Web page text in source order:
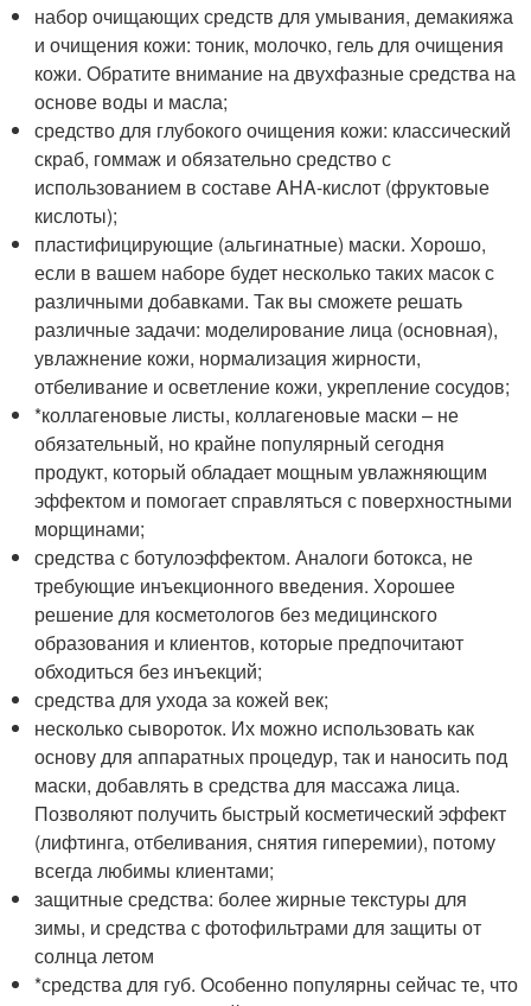
набор очищающих средств для умывания, демакияжа
и очищения кожи: тоник, молочко, гель для очищения
кожи. Обратите внимание на двухфазные средства на
основе воды и масла;
средство для глубокого очищения кожи: классический
скраб, гоммаж и обязательно средство с
использованием в составе AHA-кислот (фруктовые
кислоты);
пластифицирующие (альгинатные) маски. Хорошо,
если в вашем наборе будет несколько таких масок с
различными добавками. Так вы сможете решать
различные задачи: моделирование лица (основная),
увлажнение кожи, нормализация жирности,
отбеливание и осветление кожи, укрепление сосудов;
*коллагеновые листы, коллагеновые маски – не
обязательный, но крайне популярный сегодня
продукт, который обладает мощным увлажняющим
эффектом и помогает справляться с поверхностными
морщинами;
средства с ботулоэффектом. Аналоги ботокса, не
требующие инъекционного введения. Хорошее
решение для косметологов без медицинского
образования и клиентов, которые предпочитают
обходиться без инъекций;
средства для ухода за кожей век;
несколько сывороток. Их можно использовать как
основу для аппаратных процедур, так и наносить под
маски, добавлять в средства для массажа лица.
Позволяют получить быстрый косметический эффект
(лифтинга, отбеливания, снятия гиперемии), потому
всегда любимы клиентами;
защитные средства: более жирные текстуры для
зимы, и средства с фотофильтрами для защиты от
солнца летом
*средства для губ. Особенно популярны сейчас те, что